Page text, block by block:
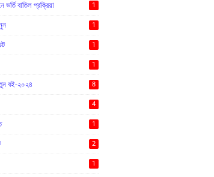
ভর্তি বাতিল প্রক্রিয়া 1
1
1
1
বই-২০২৪ 8
4
1
2
1